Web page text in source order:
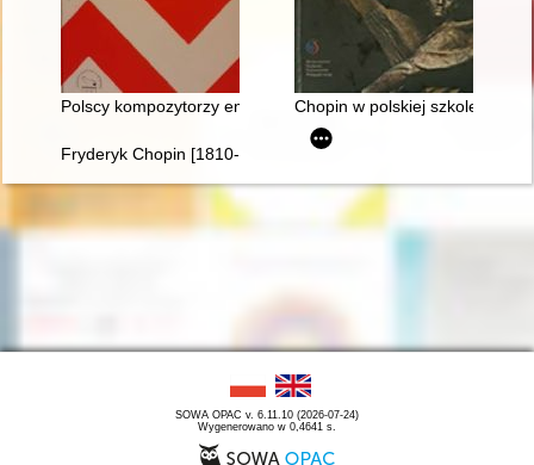
Polscy kompozytorzy emigracyjni. Szkice i interpretacje
Chopin w polskiej szkole i
Fryderyk Chopin [1810-1849]. Korzenie
SOWA OPAC v. 6.11.10 (2026-07-24)
Wygenerowano w 0,4641 s.